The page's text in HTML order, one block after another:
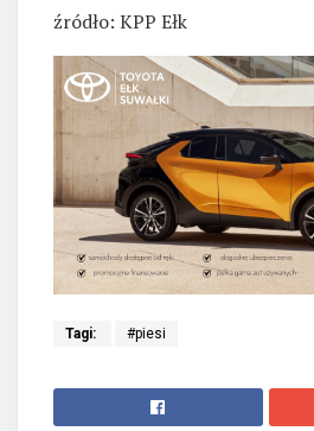
źródło: KPP Ełk
Tagi: #piesi